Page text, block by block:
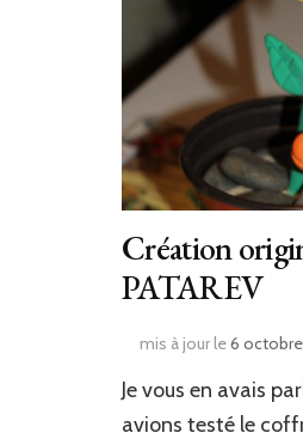
Création
PATAREV
mis à jour le6 octobre
Je vous en avais
avions testé le